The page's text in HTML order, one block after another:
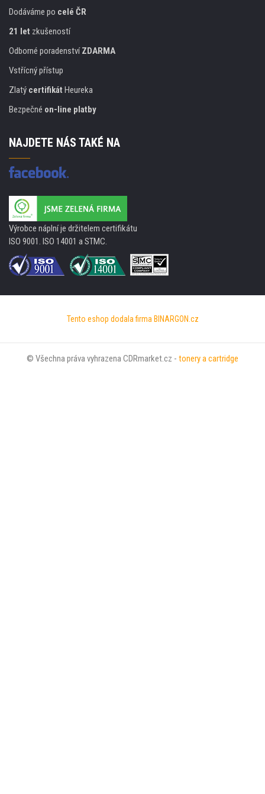
Dodáváme po celé ČR
21 let zkušeností
Odborné poradenstvíZDARMA
Vstřícný přístup
Zlatý certifikát Heureka
Bezpečné on-line platby
NAJDETE NÁS TAKÉ NA
Výrobce náplní je držitelem certifikátu
ISO 9001. ISO 14001 a STMC.
Tento eshop dodala firma BINARGON.cz
© Všechna práva vyhrazena CDRmarket.cz - tonery a cartridge